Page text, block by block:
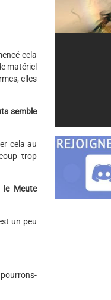
cela
matériel
elles
semble
cela au
trop
le Meute
un peu